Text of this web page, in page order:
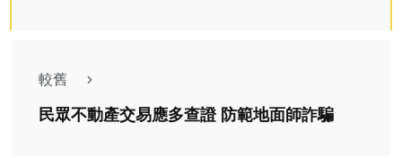
較舊
民眾不動產交易應多查證 防範地面師詐騙